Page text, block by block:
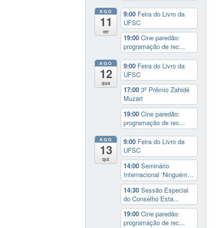
AGO
11
ter
9:00 Feira do Livro da
UFSC
19:00Cine paredão:
programação de rec...
AGO
12
qua
9:00 Feira do Livro da
UFSC
17:003º Prêmio Zahidé
Muzart
19:00Cine paredão:
programação de rec...
AGO
13
qui
9:00 Feira do Livro da
UFSC
14:00Seminário
Internacional ‘Ninguém...
14:30Sessão Especial
do Conselho Esta...
19:00Cine paredão:
programação de rec...